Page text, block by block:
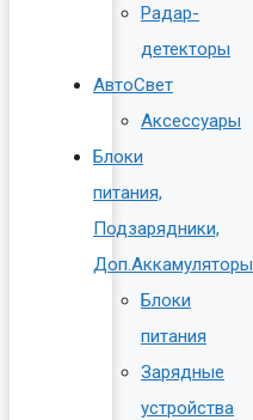
Радар-
детекторы
АвтоСвет
Аксессуары
Блоки
питания,
Подзарядники,
Доп.Аккамуляторы
Блоки
питания
Зарядные
устройства